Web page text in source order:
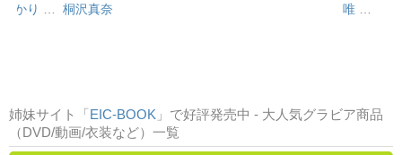
かり …
桐沢真奈
唯 …
姉妹サイト「EIC-BOOK 」で好評発売中 - 大人気グラビア商品
（DVD/動画/衣装など）一覧